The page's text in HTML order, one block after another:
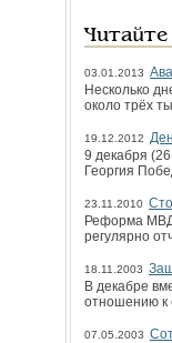
03.01.2013
Несколько
около трёх
19.12.2012
9 декабря
Георгия
23.11.2010
Реформа МВД
регулярно
18.11.2003
В декабре
отношению к
07.05.2003